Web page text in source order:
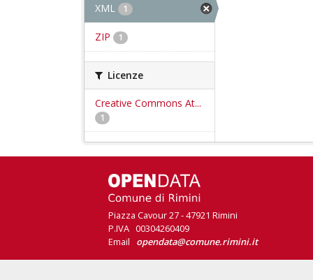
XML 1
ZIP 1
Licenze
Creative Commons At...
1
Piazza Cavour 27 - 47921 Rimini
P.IVA 00304260409
Email opendata@comune.rimini.it